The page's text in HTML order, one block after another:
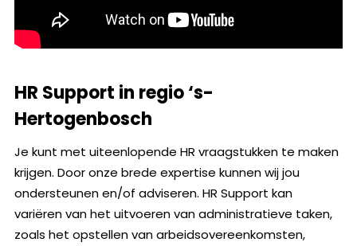
HR Support in regio ‘s-
Hertogenbosch
Je kunt met uiteenlopende HR vraagstukken te maken
krijgen. Door onze brede expertise kunnen wij jou
ondersteunen en/of adviseren. HR Support kan
variëren van het uitvoeren van administratieve taken,
zoals het opstellen van arbeidsovereenkomsten,